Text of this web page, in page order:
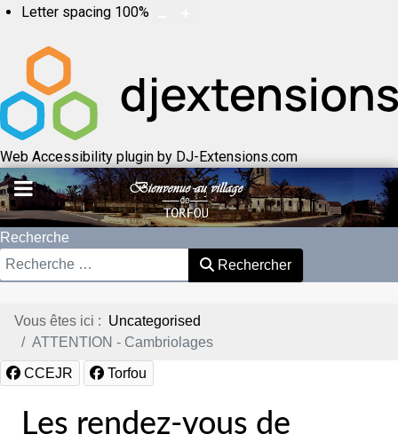
Letter spacing 100%
Web Accessibility plugin by DJ-Extensions.com
Recherche
Rechercher
Vous êtes ici : Uncategorised
ATTENTION - Cambriolages
CCEJR Torfou
Les rendez-vous de